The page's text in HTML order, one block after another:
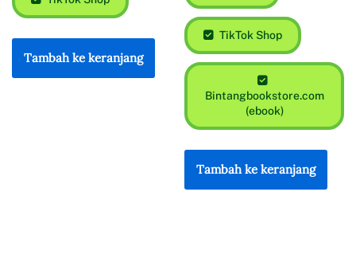
Tambah ke keranjang
TikTok Shop
Bintangbookstore.com
(ebook)
Tambah ke keranjang